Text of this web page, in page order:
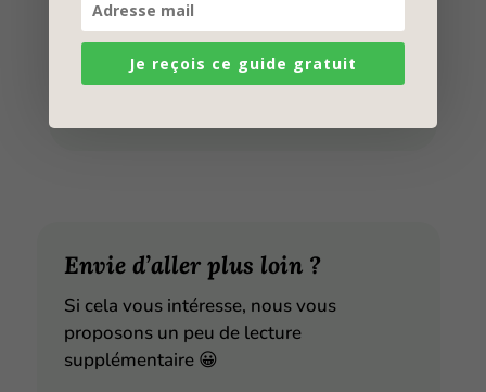
Cet article vous intéresse ? Venez
découvrir notre revue numériqueen
Envie d’aller plus loin ?
Si cela vous intéresse, nous vous
proposons un peu de lecture
supplémentaire 😀
Je reçois ce guide gratuit